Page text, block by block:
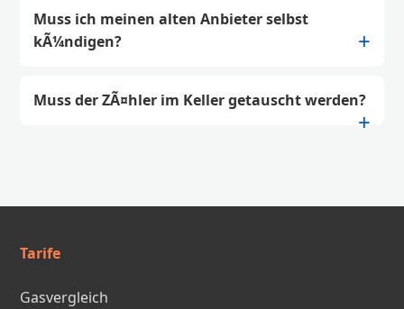
Muss ich meinen alten Anbieter selbst
kÃ¼ndigen?
Muss der ZÃ¤hler im Keller getauscht werden?
Tarife
Gasvergleich